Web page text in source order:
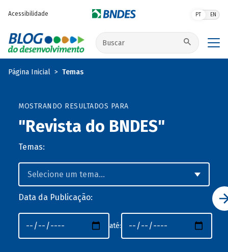
Acessibilidade PT EN
Buscar no site
Página Inicial Temas
MOSTRANDO RESULTADOS PARA
"Revista do BNDES"
Temas:
Data da Publicação:
até: